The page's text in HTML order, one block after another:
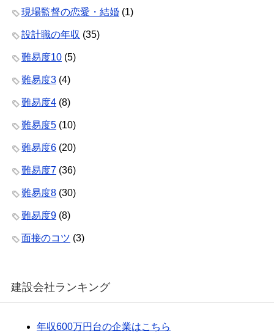
現場監督の恋愛・結婚 (1)
設計職の年収 (35)
難易度10 (5)
難易度3 (4)
難易度4 (8)
難易度5 (10)
難易度6 (20)
難易度7 (36)
難易度8 (30)
難易度9 (8)
面接のコツ (3)
建設会社ランキング
年収600万円台の企業はこちら